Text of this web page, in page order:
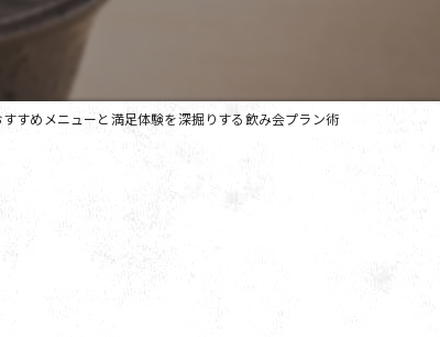
すすめメニューと満足体験を深掘りする飲み会プラン術